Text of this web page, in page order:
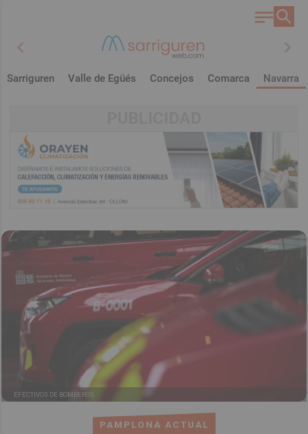
chevron_left chevron_right
Sarriguren Valle de Egüés Concejos Comarca Navarra
PAMPLONA ACTUAL
EFECTIVOS DE BOMBEROS